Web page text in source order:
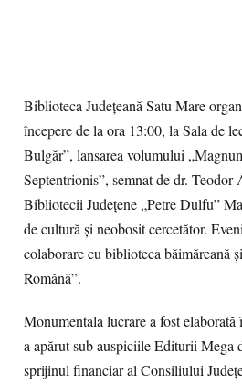
Biblioteca Județeană Satu Mare
începere de la ora 13:00, la Sala de
Bulgăr”, lansarea volumului
Septentrionis”, semnat de dr. Teodor
Bibliotecii Județene „Petre Dulfu”
de cultură și neobosit cercetător.
colaborare cu biblioteca băimăreană
Română”.
Monumentala lucrare a fost
a apărut sub auspiciile Editurii Mega
sprijinul financiar al Consiliului